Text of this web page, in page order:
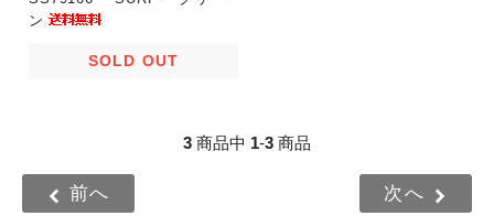
ン
SOLD OUT
3 商品中 1-3 商品
前へ 次へ